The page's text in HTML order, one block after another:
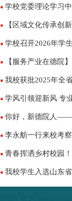
学校党委理论学习中心组（扩大）进行集
【区域文化传承创新在德院】我校两项作
教育优秀名单
学校召开2026年学生工作会议部署重点工
【服务产业在德院】我校教师进驻希森博
我校获批2025年全省党校（行政学院）系
学风引领迎新风 专业点亮迎新点——德州
你好，新德院人——德州学院喜迎2024级
李永舫一行来校考察
青春挥洒乡村校园！学校945名大学生赴
我校学生入选山东省师范生“我的教师梦”